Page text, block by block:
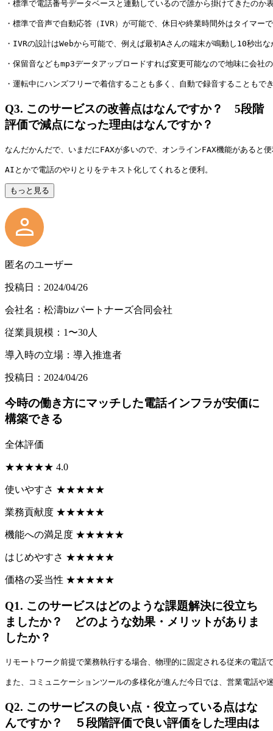
・標準で電話番号データベースと連動しているので誰から掛けてきたのか
・標準で音声で自動応答（IVR）が可能で、休日や終業時間外はタイマー
・IVRの設計はWebから可能で、例えば最初Aさんの端末が鳴動し10秒出
・保留音などもmp3データアップロードすれば変更可能なので地味に会社
・運転中にハンズフリーで着信することも多く、自動で録音することもで
Q3. このサービスの改善点はなんですか？ 5段階
評価で減点になった理由はなんですか？
なんだかんだで、いまだにFAXが多いので、オンラインFAX機能があると
AIとかで電話のやりとりをテキスト化してくれると便利。
もっと見る
匿名のユーザー
投稿日：2024/04/26
会社名：松濤bizパートナーズ合同会社
従業員規模：1〜30人
導入時の立場：導入推進者
投稿日：2024/04/26
今時の働き方にマッチした電話インフラが安価に
構築できる
全体評価
★★★★★ 4.0
使いやすさ ★★★★★
業務貢献度 ★★★★★
機能への満足度 ★★★★★
はじめやすさ ★★★★★
価格の妥当性 ★★★★★
Q1. このサービスはどのような課題解決に役立ち
ましたか？ どのような効果・メリットがありま
したか？
リモートワーク前提で業務執行する場合、物理的に固定される従来の電話
また、コミュニケーションツールの多様化が進んだ今日では、営業電話
Q2. このサービスの良い点・役立っている点はな
んですか？ ５段階評価で良い評価をした理由は